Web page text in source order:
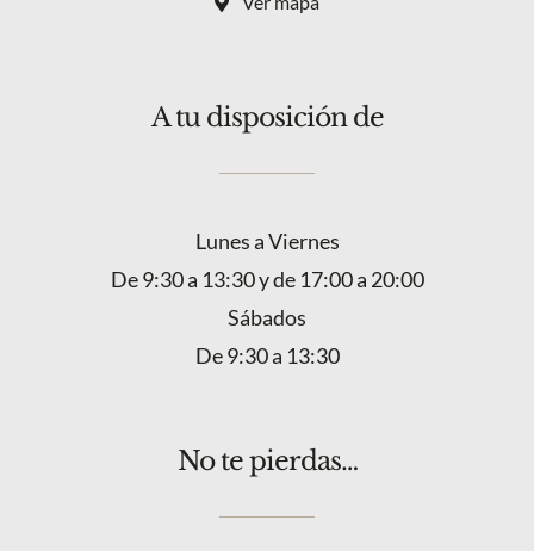
A tu disposición de
Lunes a Viernes
De 9:30 a 13:30 y de 17:00 a 20:00
Sábados
De 9:30 a 13:30
No te pierdas…